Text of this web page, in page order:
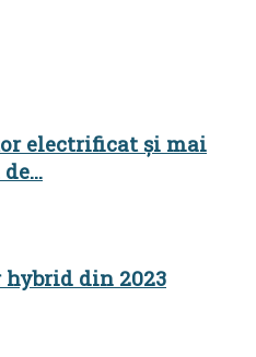
electrificat și mai
hybrid din 2023